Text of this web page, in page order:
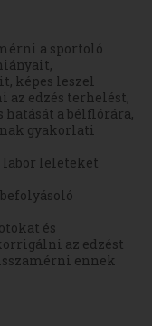
a sportoló
képes leszel
az edzés terhelést,
hatását a bélflórára,
gyakorlati
labor leleteket
és
az edzést
ennek